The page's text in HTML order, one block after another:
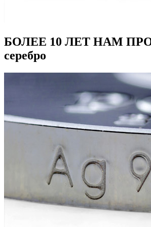
БОЛЕЕ 10 ЛЕТ НАМ
серебро